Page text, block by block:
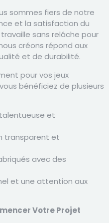
sommes fiers de notre
et la satisfaction du
sans relâche pour
créons répond aux
et de durabilité.
pour vos jeux
bénéficiez de plusieurs
et
transparent et
avec des
et une attention aux
Votre Projet